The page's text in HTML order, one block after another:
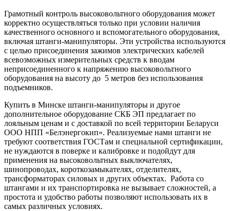
Грамотный контроль высоковольтного оборудования может
корректно осуществляться только при условии наличия
качественного основного и вспомогательного оборудования,
включая штанги-манипуляторы. Эти устройства используются
с целью присоединения зажимов электрических кабелей
всевозможных измерительных средств к вводам
неприсоединенного к напряжению высоковольтного
оборудования на высоту до 5 метров без использования
подъемников.
Купить в Минске штанги-манипуляторы и другое
дополнительное оборудование СКБ ЭП предлагает по
лояльным ценам и с доставкой по всей территории Беларуси
ООО НПП «Белэнергокип». Реализуемые нами штанги не
требуют соответствия ГОСТам и специальной сертификации,
не нуждаются в поверке и калибровке и подойдут для
применения на высоковольтных выключателях,
шинопроводах, короткозамыкателях, отделителях,
трансформаторах силовых и других объектах. Работа со
штангами и их транспортировка не вызывает сложностей, а
простота и удобство работы позволяют использовать их в
самых различных условиях.